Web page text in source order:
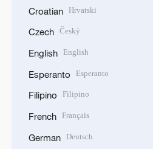
Croatian Hrvatski
Czech Český
English English
Esperanto Esperanto
Filipino Filipino
French Français
German Deutsch